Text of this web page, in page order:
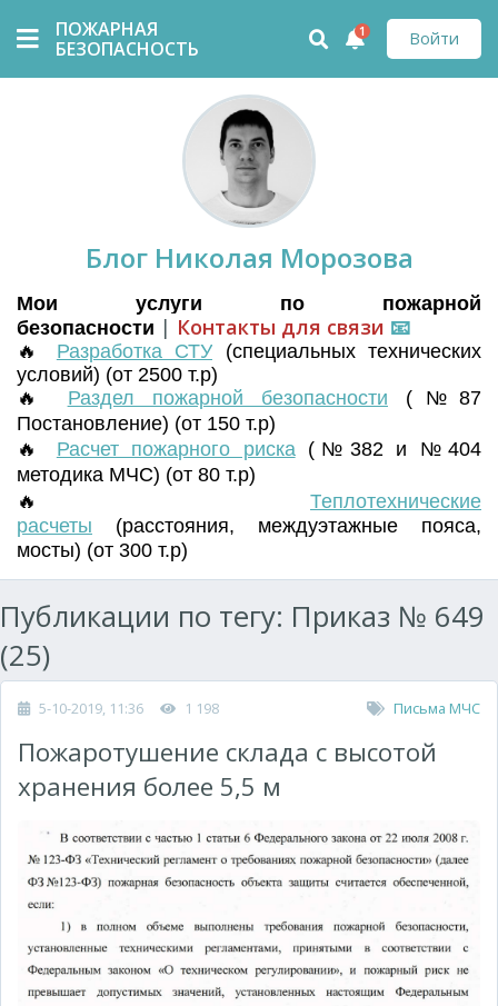
ПОЖАРНАЯ
БЕЗОПАСНОСТЬ
Войти
1
Блог Николая Морозова
Мои услуги по пожарной
безопасности | Контакты для связи 📧
🔥 Разработка СТУ (специальных технических
условий) (от 2500 т.р)
🔥 Раздел пожарной безопасности (№87
Постановление) (от 150 т.р)
🔥 Расчет пожарного риска(№382 и №404
методика МЧС) (от 80 т.р)
🔥 Теплотехнические
расчеты (расстояния, междуэтажные пояса,
мосты) (от 300 т.р)
Публикации по тегу: Приказ № 649
(25)
5-10-2019, 11:36 1 198 Письма МЧС
Пожаротушение склада с высотой
хранения более 5,5 м